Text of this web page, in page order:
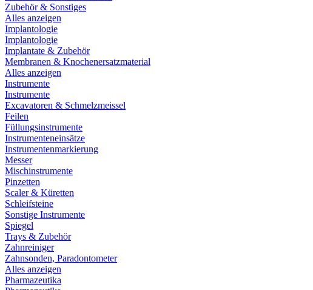
Zubehör & Sonstiges
Alles anzeigen
Implantologie
Implantologie
Implantate & Zubehör
Membranen & Knochenersatzmaterial
Alles anzeigen
Instrumente
Instrumente
Excavatoren & Schmelzmeissel
Feilen
Füllungsinstrumente
Instrumenteneinsätze
Instrumentenmarkierung
Messer
Mischinstrumente
Pinzetten
Scaler & Küretten
Schleifsteine
Sonstige Instrumente
Spiegel
Trays & Zubehör
Zahnreiniger
Zahnsonden, Paradontometer
Alles anzeigen
Pharmazeutika